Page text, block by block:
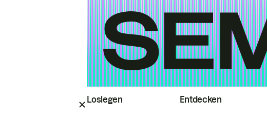
Loslegen Entdecken